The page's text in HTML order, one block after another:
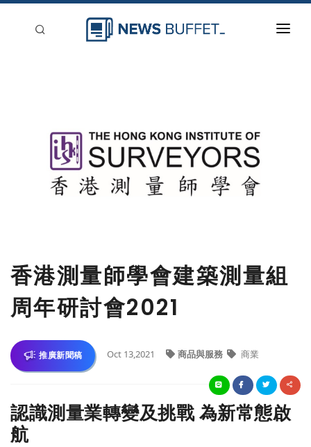
刊登
香港測量師學會建築測量組
周年研討會2021
推廣新聞稿 Oct 13,2021 商品與服務 商業
認識測量業轉變及挑戰 為新常態啟
航